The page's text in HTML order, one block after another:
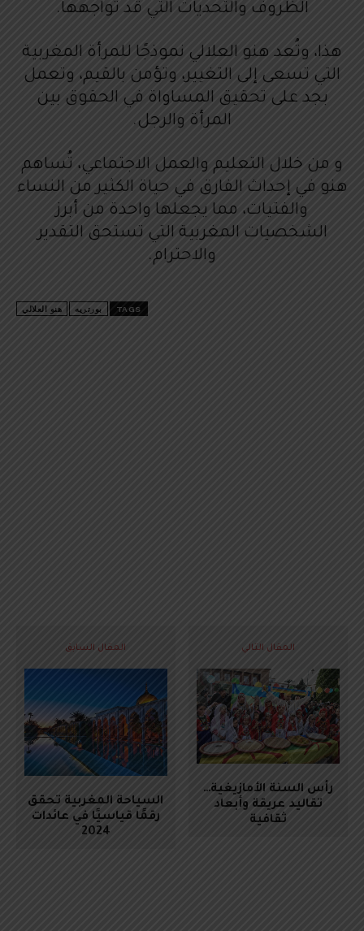
الظروف والتحديات التي قد تواجهها.
هذا، وتُعد هنو العلالي نموذجًا للمرأة المغربية
التي تسعى إلى التغيير، وتؤمن بالقيم، وتعمل
بجد على تحقيق المساواة في الحقوق بين
المرأة والرجل.
و من خلال التعليم والعمل الاجتماعي، تُساهم
هنو في إحداث الفارق في حياة الكثير من النساء
والفتيات، مما يجعلها واحدة من أبرز
الشخصيات المغربية التي تستحق التقدير
والاحترام.
TAGS بورتريه هنو العلالي
المقال السابق
السياحة المغربية تحقق
رقمًا قياسيًا في عائدات
2024
المقال التالي
رأس السنة الأمازيغية…
تقاليد عريقة وأبعاد
ثقافية